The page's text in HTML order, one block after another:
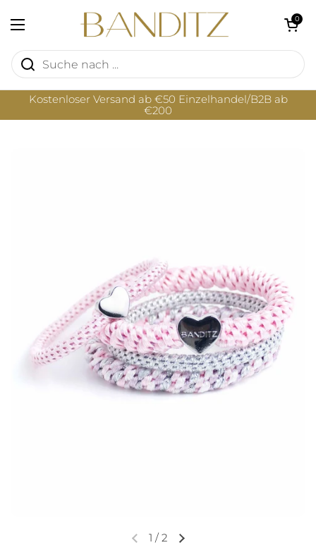
Menü öffnen
Warenkorb
0
Kostenloser Versand ab €50 Einzelhandel/B2B ab
€200
1 / 2